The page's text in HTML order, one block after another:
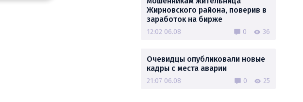
Жирновского района, поверив в
заработок на бирже
12:02 06.08 0 36
Очевидцы опубликовали новые
кадры с места аварии
21:07 06.08 0 25